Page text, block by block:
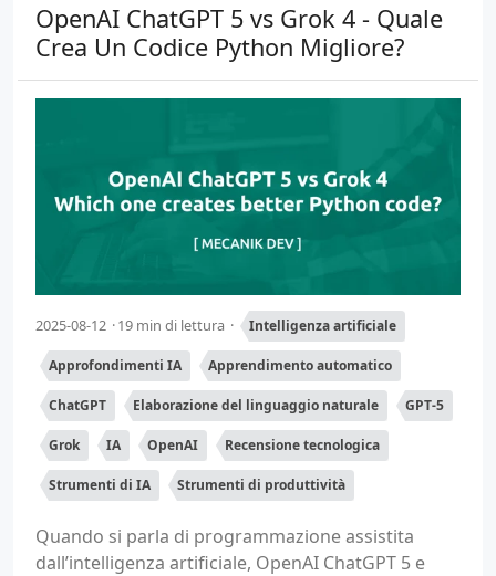
OpenAI ChatGPT 5 vs Grok 4 - Quale
Crea Un Codice Python Migliore?
2025-08-12 19 min di lettura Intelligenza artificiale
Approfondimenti IA Apprendimento automatico
ChatGPT Elaborazione del linguaggio naturale GPT-5
Grok IA OpenAI Recensione tecnologica
Strumenti di IA Strumenti di produttività
Quando si parla di programmazione assistita
dall’intelligenza artificiale, OpenAI ChatGPT 5 e